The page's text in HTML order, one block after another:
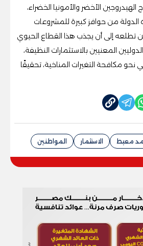
الهيدروجين الأخضر والأمونيا الخضراء،
الدولة من حوافز كبيرة للمشروعات
تطلعه إلى أن يجذب هذا القطاع الحيوي
المعنيين بالاستثمارات النظيفة،
نحو مكافحة التغيرات المناخية، تحقيقًا
معيط الاستثمار المواطنين